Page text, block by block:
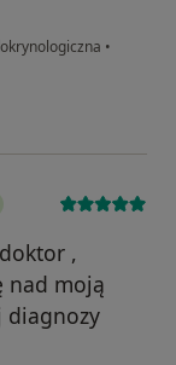
•
,
nad moją
diagnozy